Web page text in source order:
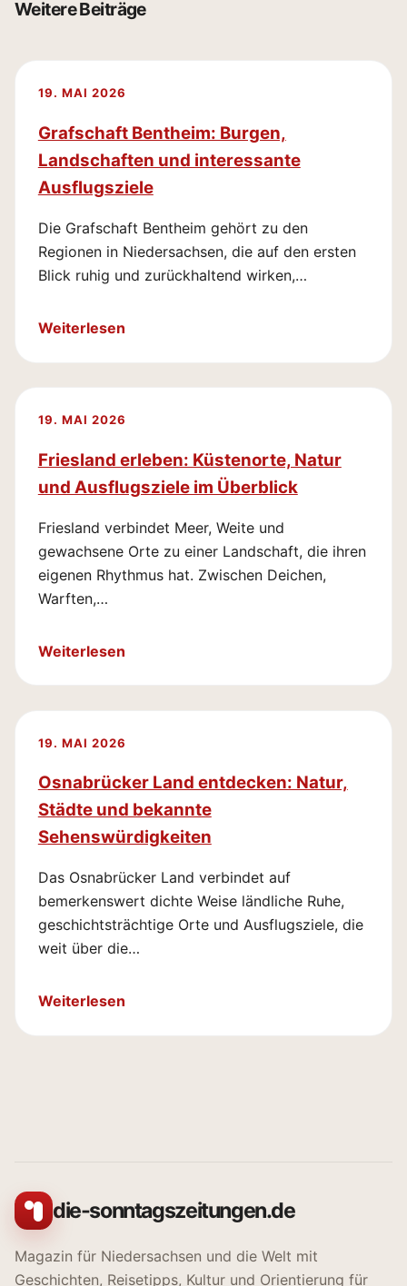
Weitere Beiträge
19. MAI 2026
Grafschaft Bentheim: Burgen,
Landschaften und interessante
Ausflugsziele
Die Grafschaft Bentheim gehört zu den
Regionen in Niedersachsen, die auf den ersten
Blick ruhig und zurückhaltend wirken,…
Weiterlesen
19. MAI 2026
Friesland erleben: Küstenorte, Natur
und Ausflugsziele im Überblick
Friesland verbindet Meer, Weite und
gewachsene Orte zu einer Landschaft, die ihren
eigenen Rhythmus hat. Zwischen Deichen,
Warften,…
Weiterlesen
19. MAI 2026
Osnabrücker Land entdecken: Natur,
Städte und bekannte
Sehenswürdigkeiten
Das Osnabrücker Land verbindet auf
bemerkenswert dichte Weise ländliche Ruhe,
geschichtsträchtige Orte und Ausflugsziele, die
weit über die…
Weiterlesen
die-sonntagszeitungen.de
Magazin für Niedersachsen und die Welt mit
Geschichten, Reisetipps, Kultur und Orientierung für